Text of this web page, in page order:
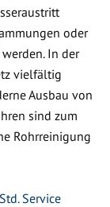
oder
In der
vielfältig
Ausbau von
sind zum
Rohrreinigung
Service